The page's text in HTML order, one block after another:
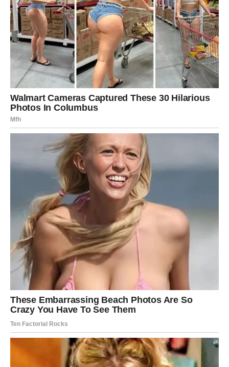
vazduhom, kao da vam je dosta svega što vas je
poslednjih dana stezalo. U ljubavi, želite spontanost, ali i
iskrenost: ako ste u vezi, potrudite se da partneru
objasnite svoju potrebu za prostorom na lep način, jer
druga strana to može pogrešno shvatiti. Slobodni
Strelčevi mogu imati susret koji ih pokreće, ili poruku
koja dolazi iznenada, i koja budi osmeh. Poslovno, u glavi
vam se rađa ideja o promeni, učenju, putu ili novom
projektu; nedelja je odlična da zapisujete planove i da
oslušnete šta vas zaista raduje. Finansijski, pazite na
impulsivne troškove koji su povezani sa „hajde da se
počastim“, jer ćete se kasnije možda pitati da li je bilo
potrebno.
Poruka dana:Sloboda nije beg – sloboda je izbor pravog
JARAC
Nedelja vas poziva da predahnete, jer ste vi često u
režimu odgovornosti, čak i kada drugi odmaraju. Danas je
važno da sebi date dozvolu da ne radite ništa
produktivno, jer baš u odmoru dolazi jasnoća. U ljubavi,
Jarčevi mogu osetiti potrebu za stabilnošću i sigurnošću:
ako ste u vezi, dan je dobar za smiren razgovor i
planiranje zajedničkih obaveza, ali i za nežnost koja se
često zaboravi. Slobodni Jarčevi mogu privući osobu koja